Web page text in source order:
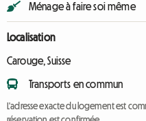
Ménage à faire soi même
Localisation
Carouge, Suisse
Transports en commun
L'adresse exacte du logement est